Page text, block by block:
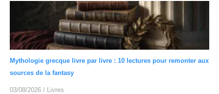
Mythologie grecque livre par livre : 10 lectures pour remonter aux
sources de la fantasy
03/08/2026 / Livres